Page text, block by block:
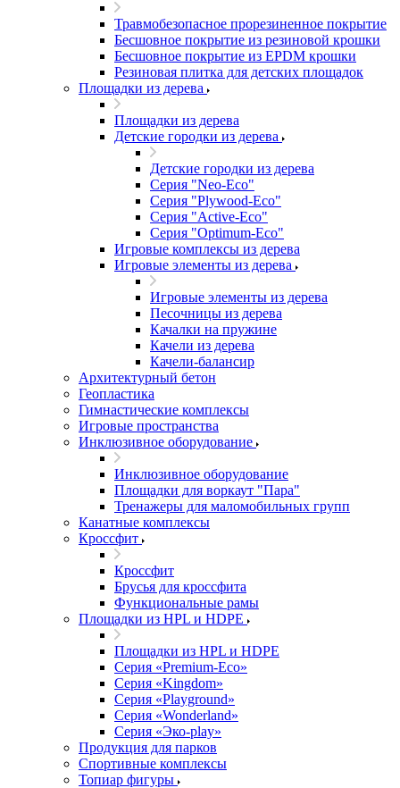
Травмобезопасное прорезиненное покрытие
Бесшовное покрытие из резиновой крошки
Бесшовное покрытие из EPDM крошки
Резиновая плитка для детских площадок
Площадки из дерева
Площадки из дерева
Детские городки из дерева
Детские городки из дерева
Серия "Neo-Eco"
Серия "Plywood-Eco"
Серия "Active-Eco"
Серия "Оptimum-Еco"
Игровые комплексы из дерева
Игровые элементы из дерева
Игровые элементы из дерева
Песочницы из дерева
Качалки на пружине
Качели из дерева
Качели-балансир
Архитектурный бетон
Геопластика
Гимнастические комплексы
Игровые пространства
Инклюзивное оборудование
Инклюзивное оборудование
Площадки для воркаут "Пара"
Тренажеры для маломобильных групп
Канатные комплексы
Кроссфит
Кроссфит
Брусья для кроссфита
Функциональные рамы
Площадки из HPL и HDPE
Площадки из HPL и HDPE
Серия «Premium-Eco»
Серия «Kingdom»
Серия «Playground»
Серия «Wonderland»
Серия «Эко-play»
Продукция для парков
Спортивные комплексы
Топиар фигуры